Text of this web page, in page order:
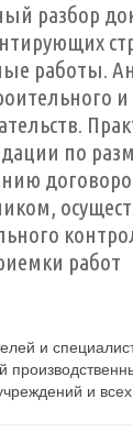
разбор
работы.
по
работ
и
и